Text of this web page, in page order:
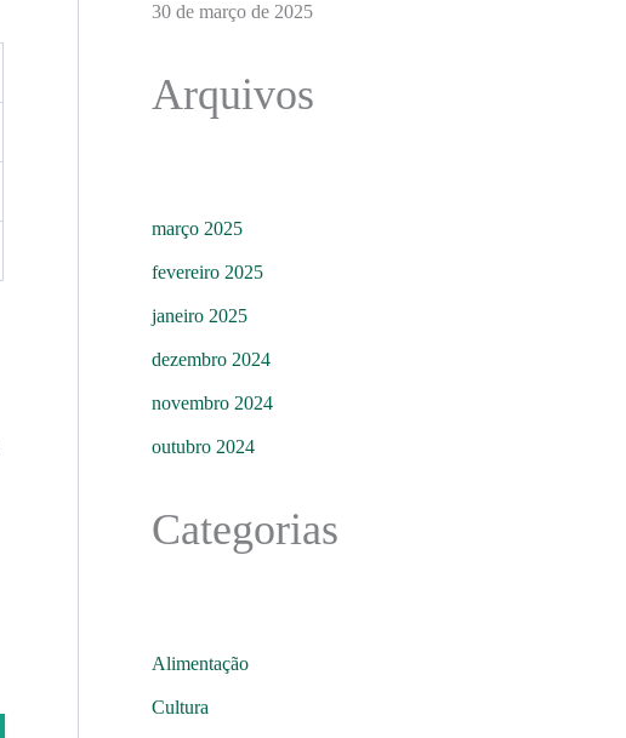
30 de março de 2025
Arquivos
março 2025
fevereiro 2025
janeiro 2025
dezembro 2024
novembro 2024
outubro 2024
Categorias
Alimentação
Cultura